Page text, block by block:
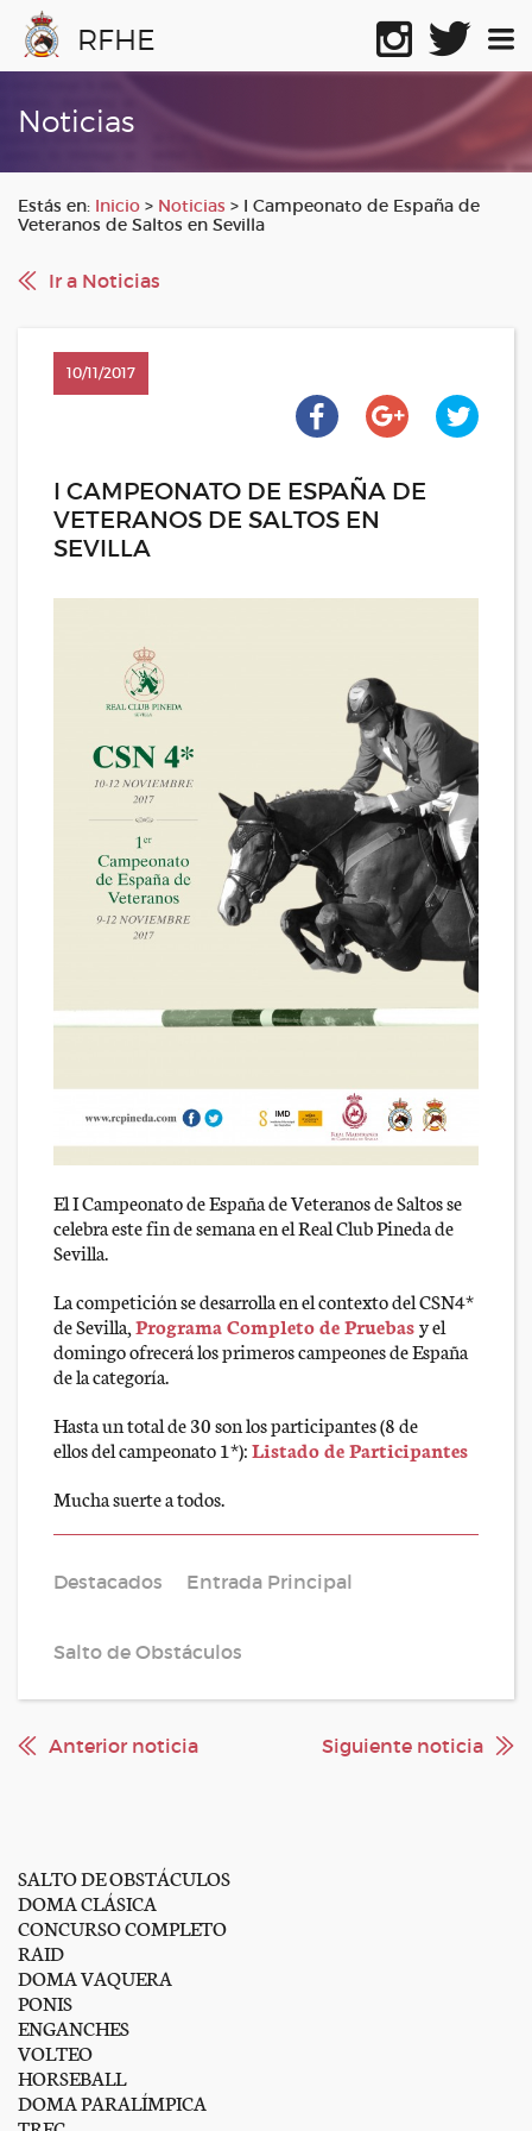
RFHE
Noticias
Estás en: Inicio > Noticias > I Campeonato de España de
Veteranos de Saltos en Sevilla
Ir a Noticias
10/11/2017
I CAMPEONATO DE ESPAÑA DE
VETERANOS DE SALTOS EN
SEVILLA
El I Campeonato de España de Veteranos de Saltos se
celebra este fin de semana en el Real Club Pineda de
Sevilla.
La competición se desarrolla en el contexto del CSN4*
de Sevilla,Programa Completo de Pruebasy el
domingo ofrecerá los primeros campeones de España
de la categoría.
Hasta un total de 30 son los participantes (8 de
ellos del campeonato 1*):Listado de Participantes
Mucha suerte a todos.
Destacados Entrada Principal
Salto de Obstáculos
Anterior noticia Siguiente noticia
SALTO DE OBSTÁCULOS
DOMA CLÁSICA
CONCURSO COMPLETO
RAID
DOMA VAQUERA
PONIS
ENGANCHES
VOLTEO
HORSEBALL
DOMA PARALÍMPICA